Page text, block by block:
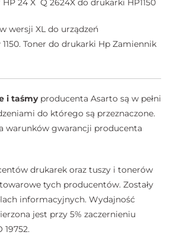
24 X Q 2624X do drukarki HP1150
wersji XL do urządzeń
Toner do drukarki Hp Zamiennik
i taśmyproducenta Asarto są w pełni
do którego są przeznaczone.
warunków gwarancji producenta
drukarek oraz tuszy i tonerów
tych producentów. Zostały
informacyjnych. Wydajność
jest przy 5% zaczernieniu